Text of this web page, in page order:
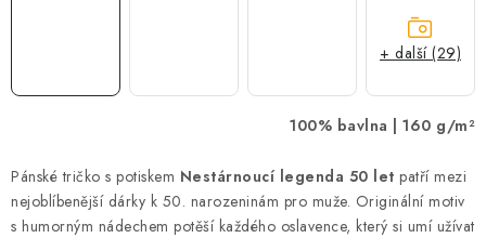
100% bavlna | 160 g/m²
Pánské tričko s potiskem Nestárnoucí legenda 50 let patří mezi
nejoblíbenější dárky k 50. narozeninám pro muže. Originální motiv
s humorným nádechem potěší každého oslavence, který si umí užívat
+ další (29)